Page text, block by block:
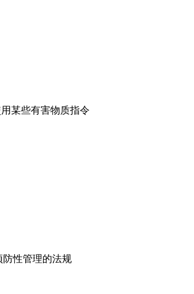
某些有害物质指令
性管理的法规